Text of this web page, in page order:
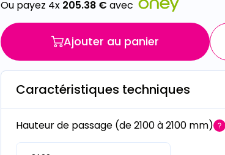
Ou payez 4x 205.38€ avec
Ajouter au panier
Caractéristiques techniques
Hauteur de passage (de 2100 à 2100 mm)